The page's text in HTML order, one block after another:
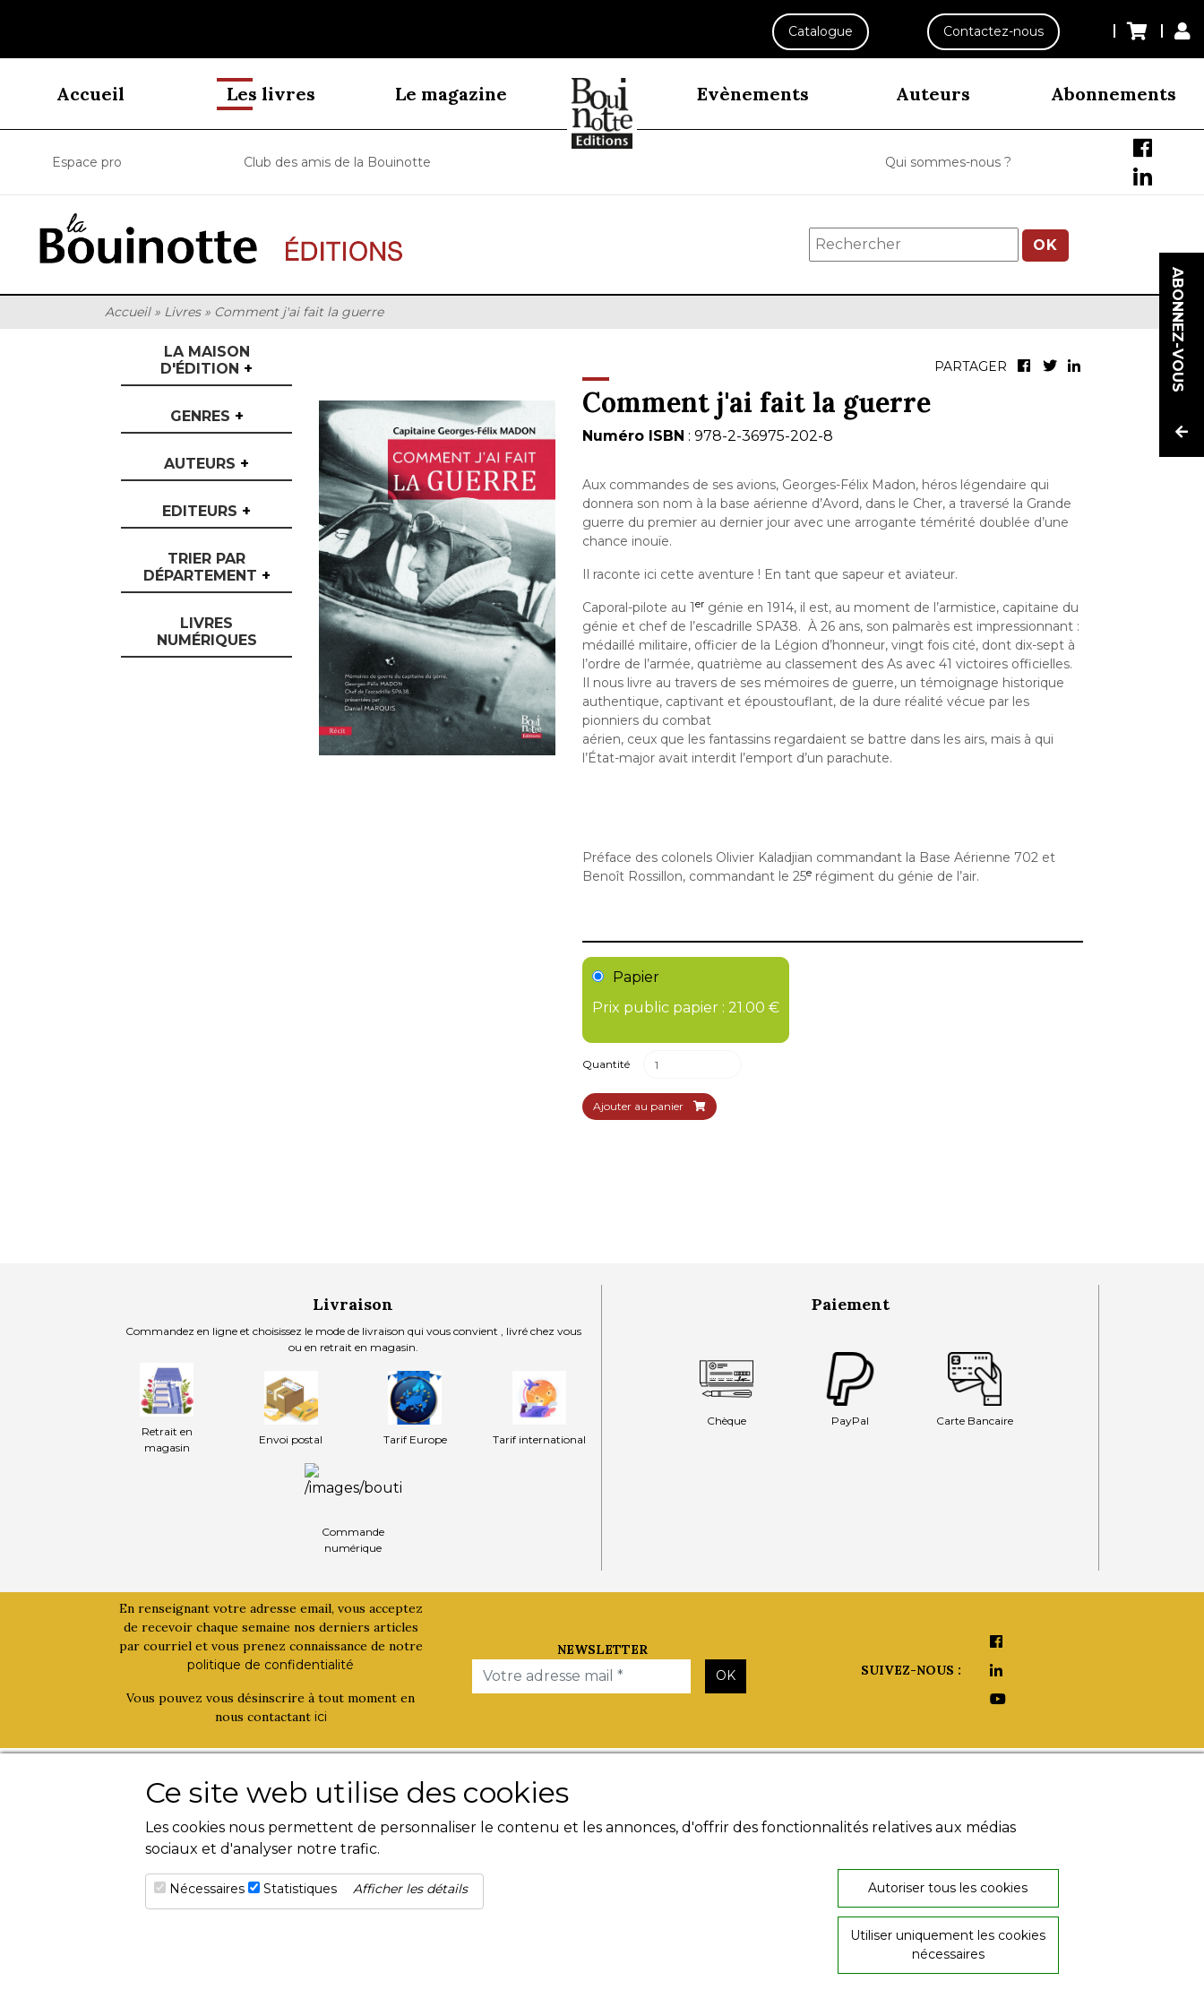
Ce site web utilise des cookies
Les cookies nous permettent de personnaliser le contenu et les annonces, d'offrir des fonctionnalités relatives aux médias
sociaux et d'analyser notre trafic.
Autoriser tous les cookies
Utiliser uniquement les cookies
nécessaires
Nécessaires Statistiques Afficher les détails
Catalogue Contactez-nous
Accueil Les livres Le magazine Evènements Auteurs Abonnements
Espace pro Club des amis de la Bouinotte Qui sommes-nous ?
OK
Accueil» Livres» Comment j'ai fait la guerre ABONNEZ-VOUS
LA MAISON
D'ÉDITION +
GENRES +
AUTEURS +
EDITEURS +
TRIER PAR
DÉPARTEMENT +
LIVRES
NUMÉRIQUES
Comment j'ai fait la guerre
Numéro ISBN : 978-2-36975-202-8
PARTAGER
Aux commandes de ses avions, Georges-Félix Madon, héros légendaire qui
donnera son nom à la base aérienne d’Avord, dans le Cher, a traversé la Grande
guerre du premier au dernier jour avec une arrogante témérité doublée d’une
chance inouïe.
Il raconte ici cette aventure ! En tant que sapeur et aviateur.
Caporal-pilote au 1er génie en 1914, il est, au moment de l’armistice, capitaine du
génie et chef de l’escadrille SPA38. À 26 ans, son palmarès est impressionnant :
médaillé militaire, officier de la Légion d’honneur, vingt fois cité, dont dix-sept à
l’ordre de l’armée, quatrième au classement des As avec 41 victoires officielles.
Il nous livre au travers de ses mémoires de guerre, un témoignage historique
authentique, captivant et époustouflant, de la dure réalité vécue par les
pionniers du combat
aérien, ceux que les fantassins regardaient se battre dans les airs, mais à qui
l’État-major avait interdit l’emport d’un parachute.
Préface des colonels Olivier Kaladjian commandant la Base Aérienne 702 et
Benoît Rossillon, commandant le 25e régiment du génie de l’air.
Papier
Prix public papier : 21.00 €
Quantité
Ajouter au panier
Livraison
Commandez en ligne et choisissez le mode de livraison qui vous convient , livré chez vous
ou en retrait en magasin.
Retrait en
magasin
Envoi postal Tarif Europe Tarif international
Commande
numérique
Paiement
Chèque PayPal Carte Bancaire
En renseignant votre adresse email, vous acceptez
de recevoir chaque semaine nos derniers articles
par courriel et vous prenez connaissance de notre
politique de confidentialité
Vous pouvez vous désinscrire à tout moment en
nous contactant ici
NEWSLETTER
Email OK SUIVEZ-NOUS :
Contact
Activités
Magazines
Evènements
Les Evènements
Nuit de la Bouinotte
Livres numériques
Conditions générales
26, rue de Provence
36000 Châteauroux
02 54 60 08 06